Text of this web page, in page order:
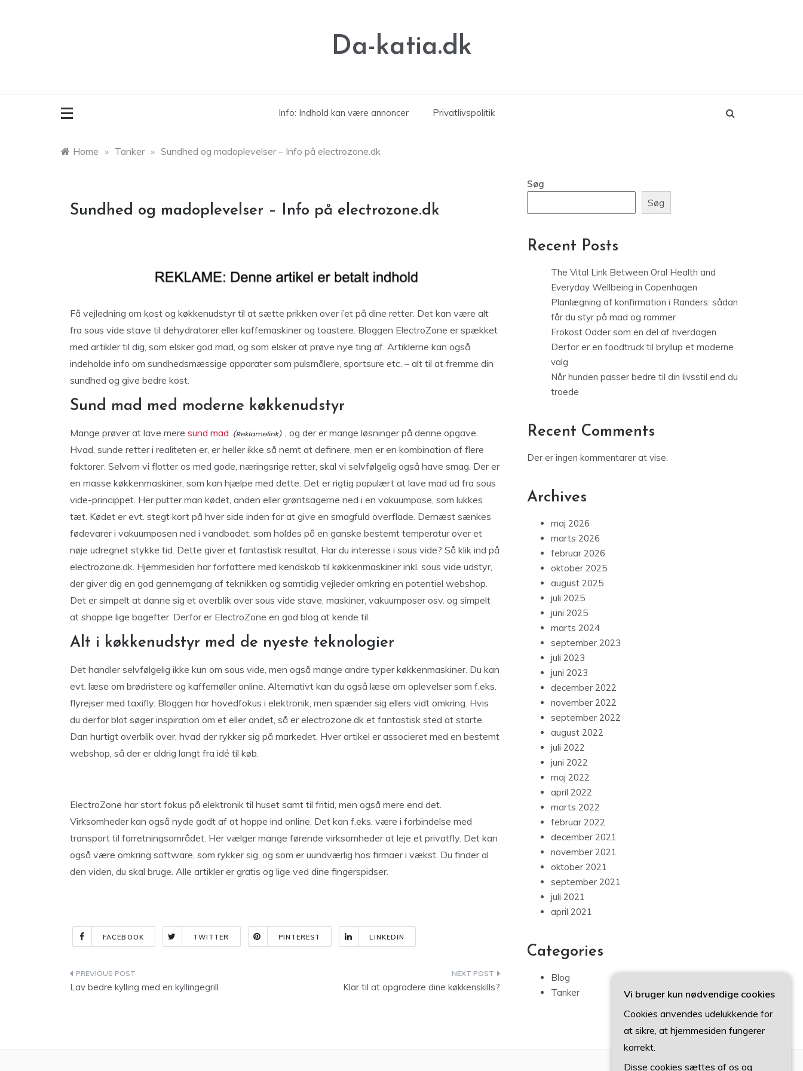
Da-katia.dk
Info: Indhold kan være annoncer Privatlivspolitik
Home » Tanker » Sundhed og madoplevelser – Info på electrozone.dk
Sundhed og madoplevelser – Info på electrozone.dk
Få vejledning om kost og køkkenudstyr til at sætte prikken over i’et på dine retter. Det kan være alt
fra sous vide stave til dehydratorer eller kaffemaskiner og toastere. Bloggen ElectroZone er spækket
med artikler til dig, som elsker god mad, og som elsker at prøve nye ting af. Artiklerne kan også
indeholde info om sundhedsmæssige apparater som pulsmålere, sportsure etc. – alt til at fremme din
sundhed og give bedre kost.
Sund mad med moderne køkkenudstyr
Mange prøver at lave mere sund mad
, og der er mange løsninger på denne opgave.
Hvad, sunde retter i realiteten er, er heller ikke så nemt at definere, men er en kombination af flere
faktorer. Selvom vi flotter os med gode, næringsrige retter, skal vi selvfølgelig også have smag. Der er
en masse køkkenmaskiner, som kan hjælpe med dette. Det er rigtig populært at lave mad ud fra sous
vide-princippet. Her putter man kødet, anden eller grøntsagerne ned i en vakuumpose, som lukkes
tæt. Kødet er evt. stegt kort på hver side inden for at give en smagfuld overflade. Dernæst sænkes
fødevarer i vakuumposen ned i vandbadet, som holdes på en ganske bestemt temperatur over et
nøje udregnet stykke tid. Dette giver et fantastisk resultat. Har du interesse i sous vide? Så klik ind på
electrozone.dk. Hjemmesiden har forfattere med kendskab til køkkenmaskiner inkl. sous vide udstyr,
der giver dig en god gennemgang af teknikken og samtidig vejleder omkring en potentiel webshop.
Det er simpelt at danne sig et overblik over sous vide stave, maskiner, vakuumposer osv. og simpelt
at shoppe lige bagefter. Derfor er ElectroZone en god blog at kende til.
Alt i køkkenudstyr med de nyeste teknologier
Det handler selvfølgelig ikke kun om sous vide, men også mange andre typer køkkenmaskiner. Du kan
evt. læse om brødristere og kaffemøller online. Alternativt kan du også læse om oplevelser som f.eks.
flyrejser med taxifly. Bloggen har hovedfokus i elektronik, men spænder sig ellers vidt omkring. Hvis
du derfor blot søger inspiration om et eller andet, så er electrozone.dk et fantastisk sted at starte.
Dan hurtigt overblik over, hvad der rykker sig på markedet. Hver artikel er associeret med en bestemt
webshop, så der er aldrig langt fra idé til køb.
ElectroZone har stort fokus på elektronik til huset samt til fritid, men også mere end det.
Virksomheder kan også nyde godt af at hoppe ind online. Det kan f.eks. være i forbindelse med
transport til forretningsområdet. Her vælger mange førende virksomheder at leje et privatfly. Det kan
også være omkring software, som rykker sig, og som er uundværlig hos firmaer i vækst. Du finder al
den viden, du skal bruge. Alle artikler er gratis og lige ved dine fingerspidser.
FACEBOOK TWITTER PINTEREST LINKEDIN
Indlægsnavigation
Lav bedre kylling med en kyllingegrill Klar til at opgradere dine køkkenskills?
Søg
Søg
Recent Posts
The Vital Link Between Oral Health and
Everyday Wellbeing in Copenhagen
Planlægning af konfirmation i Randers: sådan
får du styr på mad og rammer
Frokost Odder som en del af hverdagen
Derfor er en foodtruck til bryllup et moderne
valg
Når hunden passer bedre til din livsstil end du
troede
Recent Comments
Der er ingen kommentarer at vise.
Archives
maj 2026
marts 2026
februar 2026
oktober 2025
august 2025
juli 2025
juni 2025
marts 2024
september 2023
juli 2023
juni 2023
december 2022
november 2022
september 2022
august 2022
juli 2022
juni 2022
maj 2022
april 2022
marts 2022
februar 2022
december 2021
november 2021
oktober 2021
september 2021
juli 2021
april 2021
Categories
Blog
Tanker
Vi bruger kun nødvendige cookies
Cookies anvendes udelukkende for
at sikre, at hjemmesiden fungerer
korrekt.
Disse cookies sættes af os og